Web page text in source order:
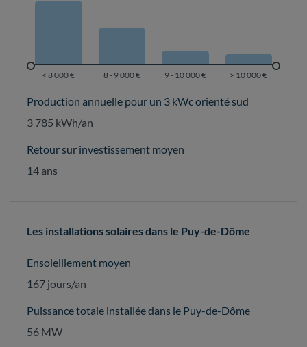
Production annuelle pour un 3 kWc orienté sud
3 785 kWh/an
Retour sur investissement moyen
14 ans
Les installations solaires dans le Puy-de-Dôme
Ensoleillement moyen
167 jours/an
Puissance totale installée dans le Puy-de-Dôme
56 MW